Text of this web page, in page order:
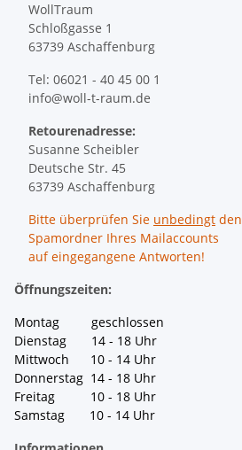
WollTraum
Schloßgasse 1
63739 Aschaffenburg
Tel: 06021 - 40 45 00 1
info@woll-t-raum.de
Retourenadresse:
Susanne Scheibler
Deutsche Str. 45
63739 Aschaffenburg
Bitte überprüfen Sie unbedingt den
Spamordner Ihres Mailaccounts
auf eingegangene Antworten!
Öffnungszeiten:
Montag geschlossen
Dienstag 14 - 18 Uhr
Mittwoch 10 - 14 Uhr
Donnerstag 14 - 18 Uhr
Freitag 10 - 18 Uhr
Samstag 10 - 14 Uhr